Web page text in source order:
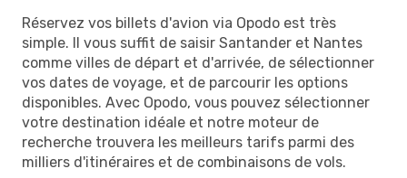
Réservez vos billets d'avion via Opodo est très
simple. Il vous suffit de saisir Santander et Nantes
comme villes de départ et d'arrivée, de sélectionner
vos dates de voyage, et de parcourir les options
disponibles. Avec Opodo, vous pouvez sélectionner
votre destination idéale et notre moteur de
recherche trouvera les meilleurs tarifs parmi des
milliers d'itinéraires et de combinaisons de vols.